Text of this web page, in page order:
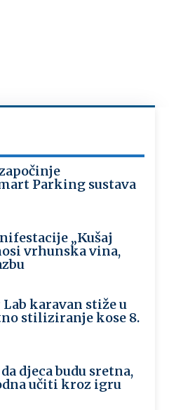
Parking sustava
„Kušaj
vrhunska vina,
karavan stiže u
stiliziranje kose 8.
djeca budu sretna,
učiti kroz igru